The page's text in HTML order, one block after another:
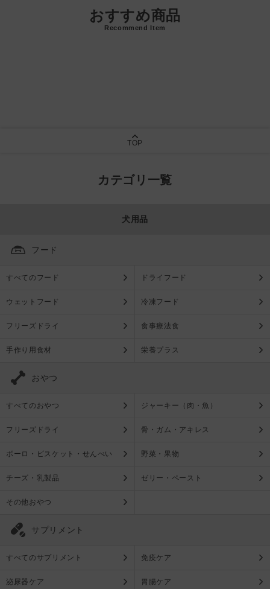
おすすめ商品
Recommend Item
TOP
カテゴリ一覧
犬用品
フード
すべてのフード ドライフード
ウェットフード 冷凍フード
フリーズドライ 食事療法食
手作り用食材 栄養プラス
おやつ
すべてのおやつ ジャーキー（肉・魚）
フリーズドライ 骨・ガム・アキレス
ボーロ・ビスケット・せんべい 野菜・果物
チーズ・乳製品 ゼリー・ペースト
その他おやつ
サプリメント
すべてのサプリメント 免疫ケア
泌尿器ケア 胃腸ケア